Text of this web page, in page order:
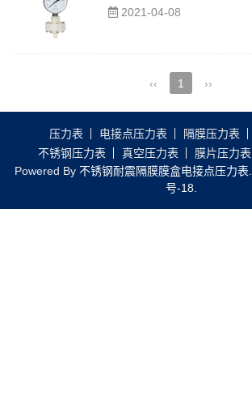
2021-04-08
‹‹ 1 ››
压力表 电接点压力表 隔膜压力表
不锈钢压力表
真空压力表 膜片压力表
Powered By 不锈钢耐震隔膜膜盒电接点压力表.
号-18.